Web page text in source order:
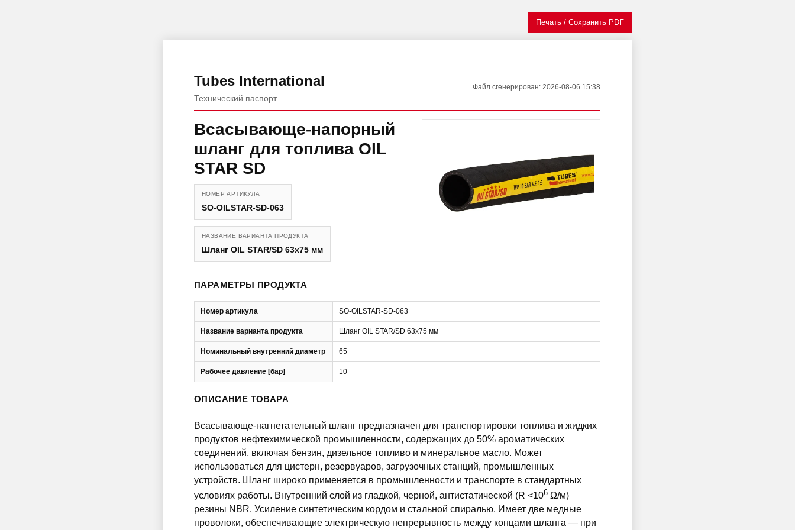
Печать / Сохранить PDF
Tubes International
Технический паспорт
Файл сгенерирован: 2026-08-06 15:38
Всасывающе-напорный
шланг для топлива OIL
STAR SD
НОМЕР АРТИКУЛА
SO-OILSTAR-SD-063
НАЗВАНИЕ ВАРИАНТА ПРОДУКТА
Шланг OIL STAR/SD 63x75 мм
ПАРАМЕТРЫ ПРОДУКТА
Номер артикула SO-OILSTAR-SD-063
Название варианта продукта Шланг OIL STAR/SD 63x75 мм
Номинальный внутренний диаметр 65
Рабочее давление [бар] 10
ОПИСАНИЕ ТОВАРА
Всасывающе-нагнетательный шланг предназначен для транспортировки топлива и жидких
продуктов нефтехимической промышленности, содержащих до 50% ароматических
соединений, включая бензин, дизельное топливо и минеральное масло. Может
использоваться для цистерн, резервуаров, загрузочных станций, промышленных
устройств. Шланг широко применяется в промышленности и транспорте в стандартных
условиях работы. Внутренний слой из гладкой, черной, антистатической (R <106 Ω/м)
резины NBR. Усиление синтетическим кордом и стальной спиралью. Имеет две медные
проволоки, обеспечивающие электрическую непрерывность между концами шланга — при